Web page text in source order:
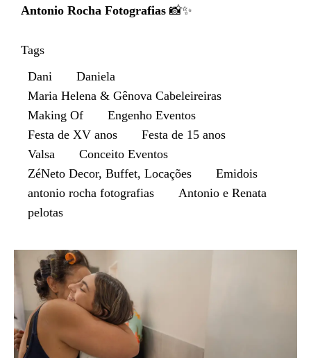
Antonio Rocha Fotografias 📸✨
Tags
Dani
Daniela
Maria Helena & Gênova Cabeleireiras
Making Of
Engenho Eventos
Festa de XV anos
Festa de 15 anos
Valsa
Conceito Eventos
ZéNeto Decor, Buffet, Locações
Emidois
antonio rocha fotografias
Antonio e Renata
pelotas